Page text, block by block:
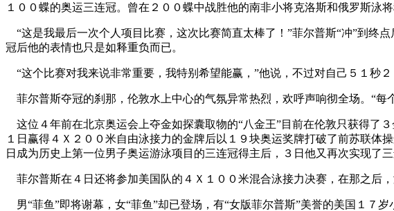
１００蝶的奥运三连冠。曾在２００蝶中战胜他的南非小将克洛斯和俄罗斯泳
“这是我最后一次个人项目比赛，这次比赛简直太棒了！”菲尔普斯“冲”到终
冠后他的表情也只是如释重负而已。
“这个比赛对我来说非常重要，我特别希望能赢，”他说，不过对自己５１秒
菲尔普斯夺冠的刹那，伦敦水上中心的气氛异常热烈，欢呼声响彻全场。“每
这位４年前在北京奥运会上夺金如探囊取物的“八金王”目前在伦敦只获得了
１日赢得４Ｘ２００米自由泳接力的金牌后以１９块奥运奖牌打破了前苏联体
日成为历史上第一位男子奥运游泳项目的三连冠得主后，３日他又再次实现了三
菲尔普斯在４日还将参加美国队的４Ｘ１００米混合泳接力决赛，在那之后，
男“菲鱼”即将谢幕，女“菲鱼”却已登场，有“女版菲尔普斯”美誉的美国１７